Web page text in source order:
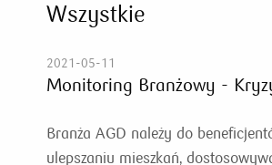
Wszystkie
2021-05-11
Monitoring Branżowy -
Branża AGD należy do
ulepszaniu mieszkań,